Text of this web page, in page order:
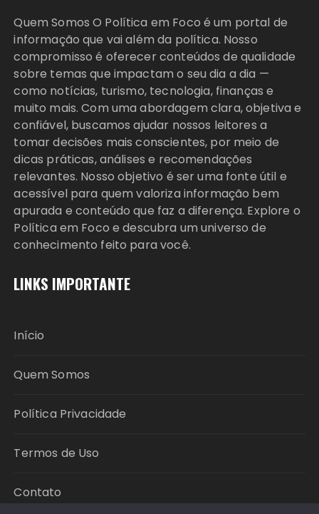
Quem Somos O Política em Foco é um portal de
informação que vai além da política. Nosso
compromisso é oferecer conteúdos de qualidade
sobre temas que impactam o seu dia a dia —
como notícias, turismo, tecnologia, finanças e
muito mais. Com uma abordagem clara, objetiva e
confiável, buscamos ajudar nossos leitores a
tomar decisões mais conscientes, por meio de
dicas práticas, análises e recomendações
relevantes. Nosso objetivo é ser uma fonte útil e
acessível para quem valoriza informação bem
apurada e conteúdo que faz a diferença. Explore o
Política em Foco e descubra um universo de
conhecimento feito para você.
LINKS IMPORTANTE
Início
Quem Somos
Política Privacidade
Termos de Uso
Contato